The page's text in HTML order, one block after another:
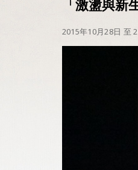
「激盪與
2015年10月28日 至